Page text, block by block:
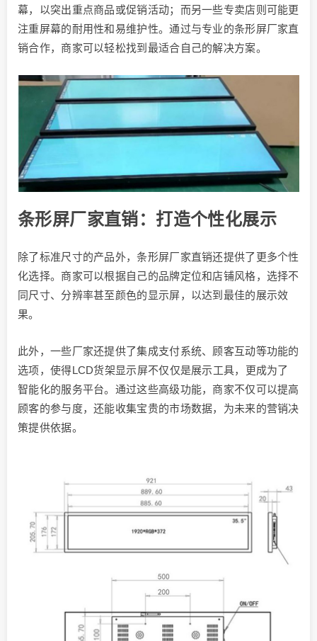
幕，以突出重点商品或促销活动；而另一些专卖店则可能更
注重屏幕的耐用性和易维护性。通过与专业的条形屏厂家直
销合作，商家可以轻松找到最适合自己的解决方案。
条形屏厂家直销：打造个性化展示
除了标准尺寸的产品外，条形屏厂家直销还提供了更多个性
化选择。商家可以根据自己的品牌定位和店铺风格，选择不
同尺寸、分辨率甚至颜色的显示屏，以达到最佳的展示效
果。
此外，一些厂家还提供了集成支付系统、顾客互动等功能的
选项，使得LCD货架显示屏不仅仅是展示工具，更成为了
智能化的服务平台。通过这些高级功能，商家不仅可以提高
顾客的参与度，还能收集宝贵的市场数据，为未来的营销决
策提供依据。